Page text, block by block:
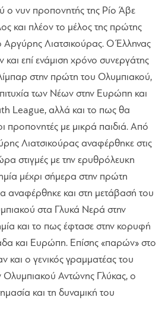
ο νυν προπονητής της Ρίο Άβε
και πλέον το μέλος της πρώτης
Λιατσικούρας. Ο Έλληνας
και επί ενάμιση χρόνο συνεργάτης
στην πρώτη του Ολυμπιακού,
των Νέων στην Ευρώπη και
League, αλλά και το πως θα
προπονητές με μικρά παιδιά. Από
Λιατσικούρας αναφέρθηκε στις
στιγμές με την ερυθρόλευκη
μέχρι σήμερα στην πρώτη
αναφέρθηκε και στη μετάβασή του
στα Γλυκά Νερά στην
και το πως έφτασε στην κορυφή
και Ευρώπη. Επίσης «παρών» στο
και ο γενικός γραμματέας του
Αντώνης Γλύκας, ο
και τη δυναμική του